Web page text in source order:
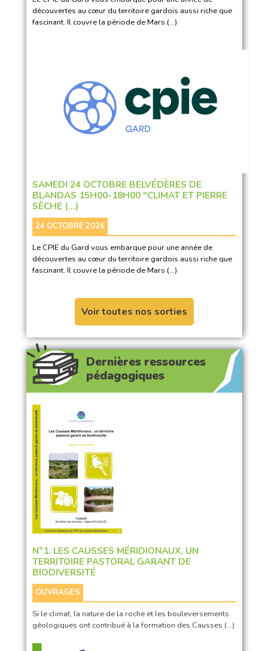
découvertes au cœur du territoire gardois aussi riche que
fascinant. Il couvre la période de Mars (…)
SAMEDI 24 OCTOBRE BELVÉDÈRES DE
BLANDAS 15H00-18H00 "CLIMAT ET PIERRE
SÈCHE (…)
24 OCTOBRE 2026
Le CPIE du Gard vous embarque pour une année de
découvertes au cœur du territoire gardois aussi riche que
fascinant. Il couvre la période de Mars (…)
Voir toutes nos sorties
Dernières ressources
pédagogiques
N°1. LES CAUSSES MÉRIDIONAUX, UN
TERRITOIRE PASTORAL GARANT DE
BIODIVERSITÉ
OUVRAGES
Si le climat, la nature de la roche et les bouleversements
géologiques ont contribué à la formation des Causses (…)